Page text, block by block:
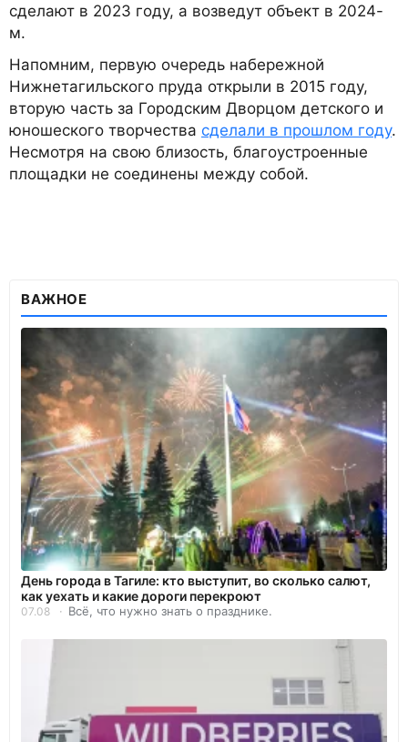
сделают в 2023 году, а возведут объект в 2024-
м.
Напомним, первую очередь набережной
Нижнетагильского пруда открыли в 2015 году,
вторую часть за Городским Дворцом детского и
юношеского творчества сделали в прошлом году.
Несмотря на свою близость, благоустроенные
площадки не соединены между собой.
ВАЖНОЕ
День города в Тагиле: кто выступит, во сколько салют,
как уехать и какие дороги перекроют
07.08 Всё, что нужно знать о празднике.